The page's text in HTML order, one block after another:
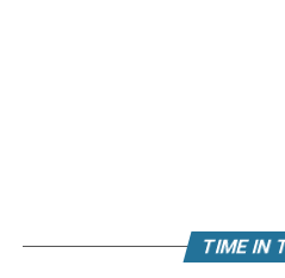
TIME IN